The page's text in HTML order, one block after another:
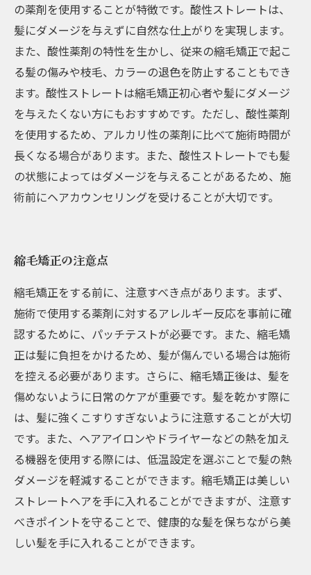
の薬剤を使用することが特徴です。酸性ストレートは、
髪にダメージを与えずに自然な仕上がりを実現します。
また、酸性薬剤の特性を生かし、従来の縮毛矯正で起こ
る髪の傷みや枝毛、カラーの退色を防止することもでき
ます。酸性ストレートは縮毛矯正初心者や髪にダメージ
を与えたくない方にもおすすめです。ただし、酸性薬剤
を使用するため、アルカリ性の薬剤に比べて施術時間が
長くなる場合があります。また、酸性ストレートでも髪
の状態によってはダメージを与えることがあるため、施
術前にヘアカウンセリングを受けることが大切です。
縮毛矯正の注意点
縮毛矯正をする前に、注意すべき点があります。まず、
施術で使用する薬剤に対するアレルギー反応を事前に確
認するために、パッチテストが必要です。また、縮毛矯
正は髪に負担をかけるため、髪が傷んでいる場合は施術
を控える必要があります。さらに、縮毛矯正後は、髪を
傷めないように日常のケアが重要です。髪を乾かす際に
は、髪に強くこすりすぎないように注意することが大切
です。また、ヘアアイロンやドライヤーなどの熱を加え
る機器を使用する際には、低温設定を選ぶことで髪の熱
ダメージを軽減することができます。縮毛矯正は美しい
ストレートヘアを手に入れることができますが、注意す
べきポイントを守ることで、健康的な髪を保ちながら美
しい髪を手に入れることができます。